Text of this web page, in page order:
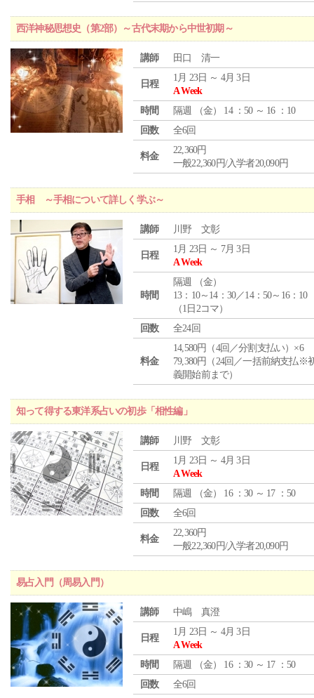
西洋神秘思想史（第2部）～古代末期から中世初期～
講師 田口 清一
日程
1月 23日 ～ 4月 3日
A Week
時間
隔週 （金） 14 ：50 ～ 16 ：10
回数
全6回
料金
22,360円
一般22,360円/入学者20,090円
手相 ～手相について詳しく学ぶ～
講師 川野 文彰
日程
1月 23日 ～ 7月 3日
A Week
時間
隔週 （金）
13：10～14：30／14：50～16：10
（1日2コマ）
回数
全24回
料金
14,580円（4回／分割支払い）×6
79,380円（24回／一括前納支払※
義開始前まで）
知って得する東洋系占いの初歩「相性編」
講師 川野 文彰
日程
1月 23日 ～ 4月 3日
A Week
時間
隔週 （金） 16 ：30 ～ 17 ：50
回数
全6回
料金
22,360円
一般22,360円/入学者20,090円
易占入門（周易入門）
講師 中嶋 真澄
日程
1月 23日 ～ 4月 3日
A Week
時間
隔週 （金） 16 ：30 ～ 17 ：50
回数
全6回